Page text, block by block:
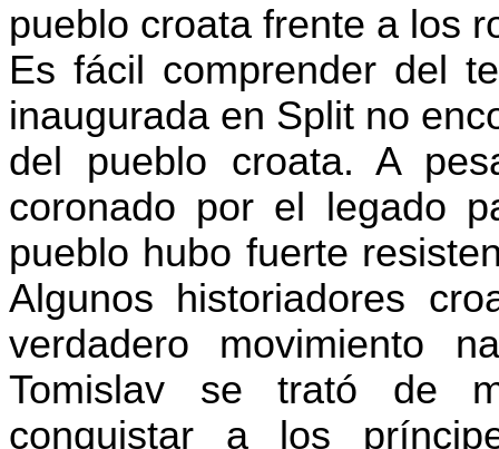
pueblo croata frente a los
Es fácil comprender del
inaugurada en Split no
del pueblo croata. A
coronado por el legado
pueblo hubo fuerte
Algunos historiadores
verdadero movimiento
Tomislav se trató de
conquistar a los